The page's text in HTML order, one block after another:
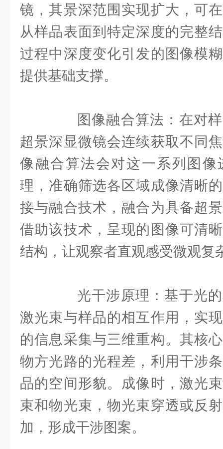
镜，其景深范围实现扩大，可
从样品表面到特定深度的完整
过程中深度变化引发的图像模
提供基础支撑。
图像融合算法：在对样
超景深显微镜会连续获取不同
像融合算法会对这一系列图像
理，准确筛选各区域成像清晰
接与融合技术，融合为具备超
借助该技术，呈现的图像可清
结构，让观察者直观感受微观复
光干涉原理：基于光的
激光束与样品的相互作用，实
的信息采集与三维重构。其核
物方光路的光程差，利用干涉
品的空间形貌。成像时，激光
束和物光束，物光束穿透或反
加，形成干涉图案。